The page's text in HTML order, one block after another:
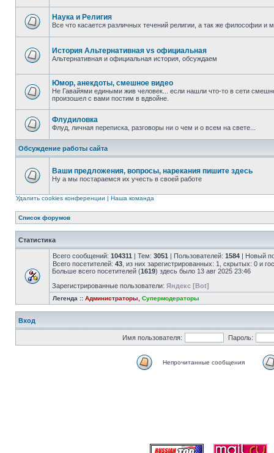
Наука и Религия
Все что касается различных течений религии, а так же философии и
История Альтернативная vs официальная
Альтернативная и официальная история, обсуждаем
Юмор, анекдоты, смешное видео
Не Гавайями едиными жив человек... если нашли что-то в сети
произошел с вами постим в вдвойне.
Флудиловка
Флуд, личная переписка, разговоры ни о чем и о всем на свете...
Обсуждение работы сайта
Ваши предложения, вопросы, нарекания пишите здесь
Ну а мы постараемся их учесть в своей работе
Удалить cookies конференции | Наша команда
Список форумов
Статистика
Всего сообщений: 104311 | Тем: 3051 | Пользователей: 1584 | Новый
Всего посетителей: 43 , из них зарегистрированных: 1, скрытых: 0 и
Больше всего посетителей (1619) здесь было 13 авг 2025 23:46
Зарегистрированные пользователи: Яндекс [Bot]
Легенда :: Администраторы Супермодераторы
Вход
Имя пользователя: Пароль:
Непрочитанные сообщения